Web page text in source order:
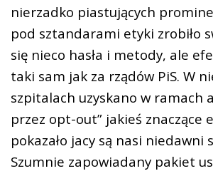
nierzadko piastujących
pod sztandarami etyki zrobiło
się nieco hasła i metody, ale
taki sam jak za rządów PiS. W
szpitalach uzyskano w ramach
przez opt-out” jakieś znaczące
pokazało jacy są nasi niedawni
Szumnie zapowiadany pakiet